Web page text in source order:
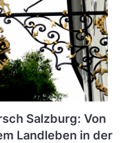
Salzburg: Von
Landleben in der